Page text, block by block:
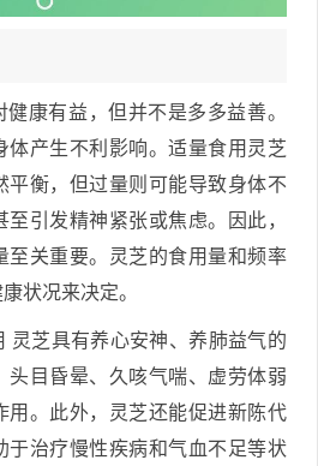
康有益，但并不是多多益善。
体产生不利影响。适量食用灵芝
平衡，但过量则可能导致身体不
引发精神紧张或焦虑。因此，
至关重要。灵芝的食用量和频率
状况来决定。
灵芝具有养心安神、养肺益气的
头目昏晕、久咳气喘、虚劳体弱
用。此外，灵芝还能促进新陈代
于治疗慢性疾病和气血不足等状